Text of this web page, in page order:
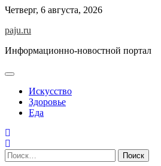
Skip
content
Четверг, 6 августа, 2026
paju.ru
Информационно-новостной портал
Искусство
Здоровье
Еда
Найти: